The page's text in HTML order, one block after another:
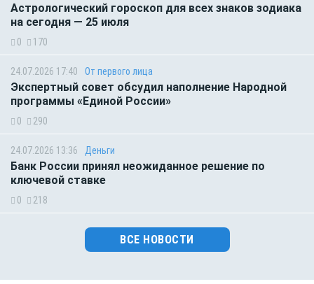
Астрологический гороскоп для всех знаков зодиака
на сегодня — 25 июля
0 170
24.07.2026 17:40 От первого лица
Экспертный совет обсудил наполнение Народной
программы «Единой России»
0 290
24.07.2026 13:36 Деньги
Банк России принял неожиданное решение по
ключевой ставке
0 218
ВСЕ НОВОСТИ